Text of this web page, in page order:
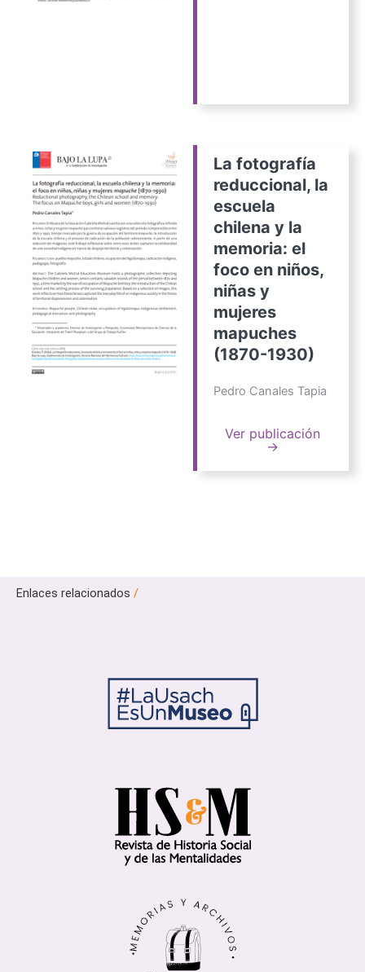
La fotografía
reduccional, la
escuela
chilena y la
memoria: el
foco en niños,
niñas y
mujeres
mapuches
(1870-1930)
Pedro Canales Tapia
Ver publicación
→
Enlaces relacionados /